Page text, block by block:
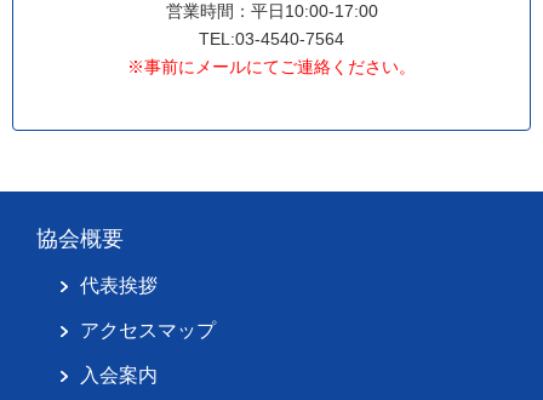
営業時間：平日10:00-17:00
TEL:03-4540-7564
※事前にメールにてご連絡ください。
協会概要
代表挨拶
アクセスマップ
入会案内